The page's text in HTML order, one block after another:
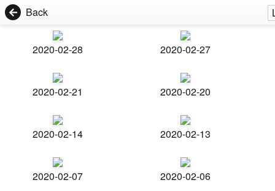
Back
2020-02-28 2020-02-27
2020-02-21 2020-02-20
2020-02-14 2020-02-13
2020-02-07 2020-02-06